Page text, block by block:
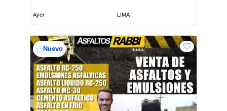
Ayer LIMA
Nuevo